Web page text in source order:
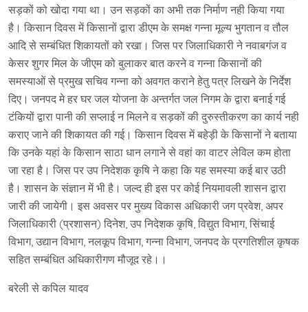
सड़कों को खोदा गया था। उन सड़कों का अभी तक निर्माण नही किया गया
है। किसान दिवस में किसानों द्वारा डीएम के समक्ष गन्ना मूल्य भुगतान व तौल
आदि से सम्बंधित शिकायतों को रखा। जिस पर जिलाधिकारी ने नवाबगंज व
केसर शुगर मिल के जीएम को बुलाकर बात करने व गन्ना किसानों की
समस्याओं से प्रमुख सचिव गन्ना को अवगत कराने हेतु पत्र लिखने के निर्देश
दिए। जनपद मे हर घर जल योजना के अन्तर्गत जल निगम के द्वारा बनाई गई
टंकियों द्वारा पानी की सप्लाई न मिलने व सड़कों की दुरुस्तीकरण का कार्य नही
कराए जाने की शिकायत की गई। किसान दिवस में बहेड़ी के किसानों ने बताया
कि उनके यहां के किसान साठा धान लगाने से वहां का वाटर लेविल कम होता
जा रहा है। जिस पर उप निदेशक कृषि ने कहा कि यह समस्या कई बार उठी
है। शासन के संज्ञान में भी है। जल्द ही इस पर कोई नियमावली शासन द्वारा
जारी की जायेगी। इस अवसर पर मुख्य विकास अधिकारी जग प्रवेश, अपर
जिलाधिकारी (प्रशासन) दिनेश, उप निदेशक कृषि, विद्युत विभाग, सिंचाई
विभाग, उद्यान विभाग, नलकूप विभाग, गन्ना विभाग, जनपद के प्रगतिशील कृषक
सहित सम्बंधित अधिकारीगण मौजूद रहे।।
बरेली से कपिल यादव